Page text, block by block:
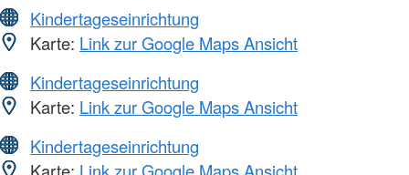
Kindertageseinrichtung
Karte: Link zur Google Maps Ansicht
Kindertageseinrichtung
Karte: Link zur Google Maps Ansicht
Kindertageseinrichtung
Karte: Link zur Google Maps Ansicht